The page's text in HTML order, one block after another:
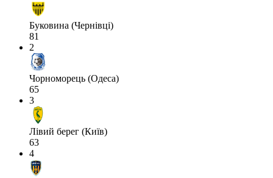
Буковина (Чернівці)
81
2
Чорноморець (Одеса)
65
3
Лівий берег (Київ)
63
4